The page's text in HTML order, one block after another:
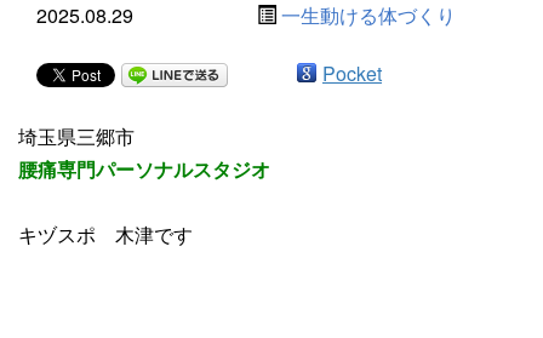
2025.08.29 一生動ける体づくり
Pocket
埼玉県三郷市
腰痛専門パーソナルスタジオ
キヅスポ 木津です